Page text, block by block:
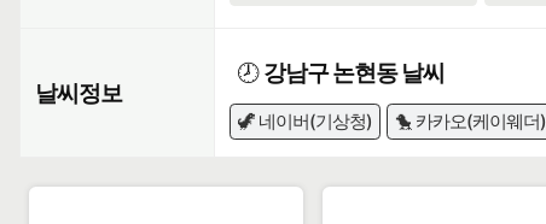
날씨정보
🕗강남구 논현동 날씨
🦖 네이버(기상청) 🐤 카카오(케이웨더)